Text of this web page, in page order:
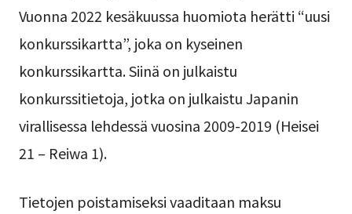
Vuonna 2022 kesäkuussa huomiota herätti “uusi
konkurssikartta”, joka on kyseinen
konkurssikartta. Siinä on julkaistu
konkurssitietoja, jotka on julkaistu Japanin
virallisessa lehdessä vuosina 2009-2019 (Heisei
21 – Reiwa 1).
Tietojen poistamiseksi vaaditaan maksu